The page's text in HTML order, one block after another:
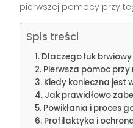
pierwszej pomocy przy
Spis treści
Dlaczego łuk
Pierwsza pomoc
Kiedy konieczna jest
Jak prawidłowo
Powikłania i proces
Profilaktyka i